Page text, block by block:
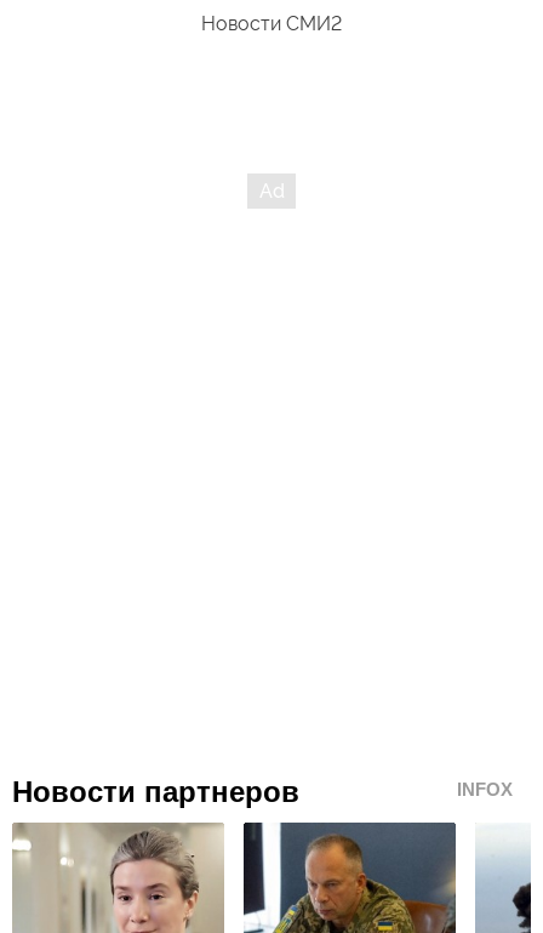
Новости СМИ2
Новости партнеров INFOX